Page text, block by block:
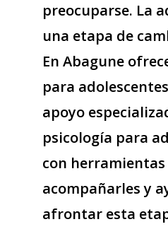
preocuparse. La
una etapa de
En Abagune
para
apoyo
psicología para
con
acompañarles y
afrontar esta